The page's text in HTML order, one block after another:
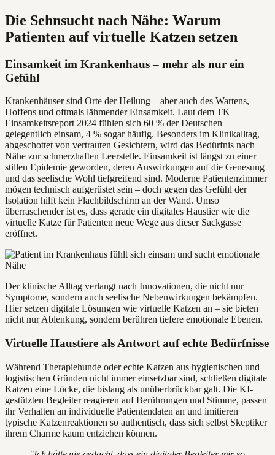
Die Sehnsucht nach Nähe: Warum
Patienten auf virtuelle Katzen setzen
Einsamkeit im Krankenhaus – mehr als nur ein
Gefühl
Krankenhäuser sind Orte der Heilung – aber auch des Wartens,
Hoffens und oftmals lähmender Einsamkeit. Laut dem TK
Einsamkeitsreport 2024 fühlen sich 60 % der Deutschen
gelegentlich einsam, 4 % sogar häufig. Besonders im Klinikalltag,
abgeschottet von vertrauten Gesichtern, wird das Bedürfnis nach
Nähe zur schmerzhaften Leerstelle. Einsamkeit ist längst zu einer
stillen Epidemie geworden, deren Auswirkungen auf die Genesung
und das seelische Wohl tiefgreifend sind. Moderne Patientenzimmer
mögen technisch aufgerüstet sein – doch gegen das Gefühl der
Isolation hilft kein Flachbildschirm an der Wand. Umso
überraschender ist es, dass gerade ein digitales Haustier wie die
virtuelle Katze für Patienten neue Wege aus dieser Sackgasse
eröffnet.
Der klinische Alltag verlangt nach Innovationen, die nicht nur
Symptome, sondern auch seelische Nebenwirkungen bekämpfen.
Hier setzen digitale Lösungen wie virtuelle Katzen an – sie bieten
nicht nur Ablenkung, sondern berühren tiefere emotionale Ebenen.
Virtuelle Haustiere als Antwort auf echte Bedürfnisse
Während Therapiehunde oder echte Katzen aus hygienischen und
logistischen Gründen nicht immer einsetzbar sind, schließen digitale
Katzen eine Lücke, die bislang als unüberbrückbar galt. Die KI-
gestützten Begleiter reagieren auf Berührungen und Stimme, passen
ihr Verhalten an individuelle Patientendaten an und imitieren
typische Katzenreaktionen so authentisch, dass sich selbst Skeptiker
ihrem Charme kaum entziehen können.